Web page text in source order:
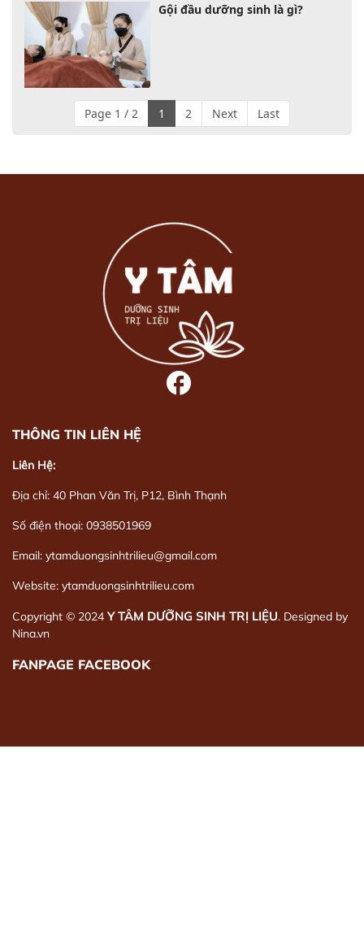
Gội đầu dưỡng sinh là gì?
Page 1 / 2 1 2 Next Last
THÔNG TIN LIÊN HỆ
Liên Hệ:
Địa chỉ: 40 Phan Văn Trị, P12, Bình Thạnh
Số điện thoại: 0938501969
Email: ytamduongsinhtrilieu@gmail.com
Website: ytamduongsinhtrilieu.com
Copyright © 2024Y TÂM DƯỠNG SINH TRỊ LIỆU. Designed by
Nina.vn
FANPAGE FACEBOOK